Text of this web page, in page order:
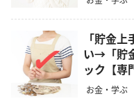
「貯金
い→「貯
ック【専
お金・学ぶ